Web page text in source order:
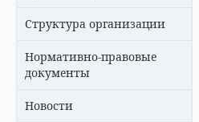
Структура организации
Нормативно-правовые
документы
Новости